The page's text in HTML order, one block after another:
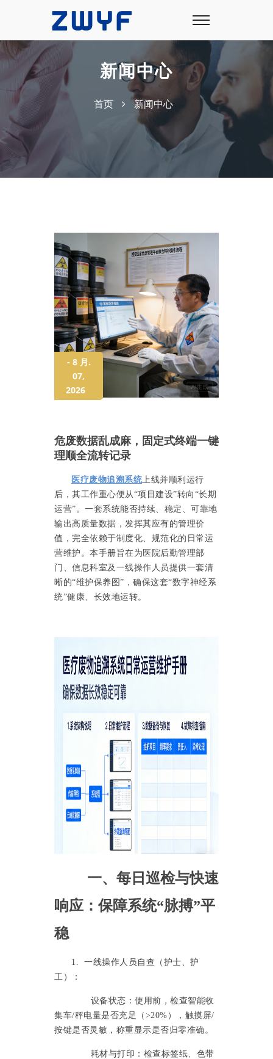
新闻中心
首页 新闻中心
- 8 月.
07,
2026
危废数据乱成麻，固定式终端一键
理顺全流转记录
医疗废物追溯系统上线并顺利运行
后，其工作重心便从“项目建设”转向“长期
运营”。一套系统能否持续、稳定、可靠地
输出高质量数据，发挥其应有的管理价
值，完全依赖于制度化、规范化的日常运
营维护。本手册旨在为医院后勤管理部
门、信息科室及一线操作人员提供一套清
晰的“维护保养图”，确保这套“数字神经系
统”健康、长效地运转。
一、每日巡检与快速
响应：保障系统“脉搏”平
稳
1. 一线操作人员自查（护士、护
工）：
设备状态：使用前，检查智能收
集车/秤电量是否充足（>20%），触摸屏/
按键是否灵敏，称重显示是否归零准确。
耗材与打印：检查标签纸、色带